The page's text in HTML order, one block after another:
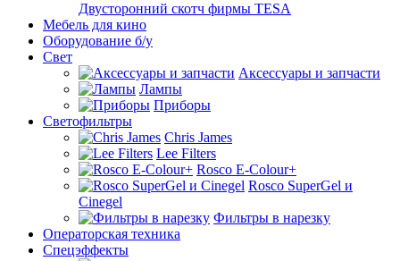
Двусторонний скотч фирмы TESA
Мебель для кино
Оборудование б/у
Свет
Аксессуары и запчасти
Лампы
Приборы
Светофильтры
Chris James
Lee Filters
Rosco E-Colour+
Rosco SuperGel и
Cinegel
Фильтры в нарезку
Операторская техника
Спецэффекты